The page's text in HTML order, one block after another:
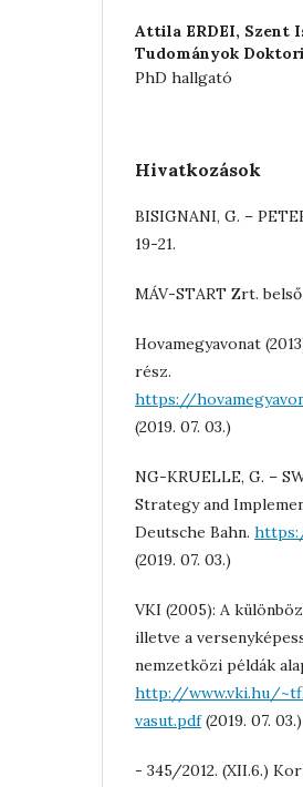
Attila ERDEI, Szent
Tudományok
PhD hallgató
Hivatkozások
BISIGNANI, G. –
19-21.
MÁV-START Zrt.
Hovamegyavonat
rész.
https://
(2019. 07. 03.)
NG-KRUELLE, G. –
Strategy and
Deutsche Bahn.
(2019. 07. 03.)
VKI (2005): A
illetve a
nemzetközi példák
http://www.vki.hu/
vasut.pdf(2019. 07. 03.)
- 345/2012. (XII.6.)